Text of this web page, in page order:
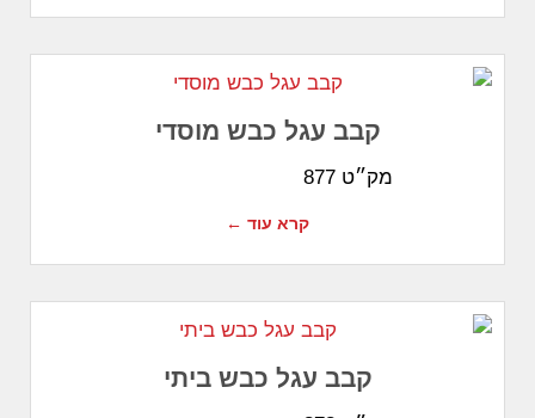
קבב עגל כבש מוסדי
מק״ט 877
קרא עוד ←
קבב עגל כבש ביתי